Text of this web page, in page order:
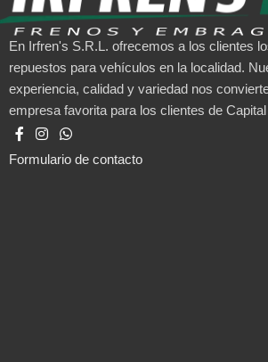
En Irfren's S.R.L. ofrecemos a los clientes
repuestos para vehículos en la localidad.
experiencia, calidad y variedad nos
empresa favorita para los clientes de
Formulario de contacto